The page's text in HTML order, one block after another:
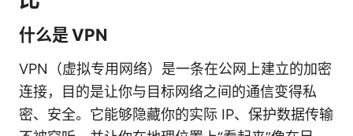
什么是 VPN
VPN（虚拟专用网络）是一条在公网上建立的加密
连接，目的是让你与目标网络之间的通信变得私
密、安全。它能够隐藏你的实际 IP、保护数据传输